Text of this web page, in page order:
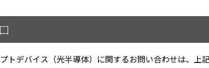
トデバイス（光半導体）に関するお問い合わせは、上